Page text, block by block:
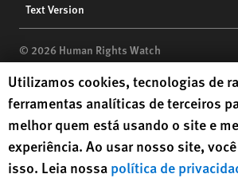
Text Version
© 2026 Human Rights Watch
Human Rights Watch| 350 Fifth Avenue,
10118-3299USA|t1.212.290.4700
Human Rights Watch is a 501(C)(3) nonprofit
under EIN: 13-2875808
Human Rights Watch cookie
Utilizamos cookies, tecnologias de
ferramentas analíticas de terceiros
melhor quem está usando o site e
experiência. Ao usar nosso site,
isso. Leia nossa política de